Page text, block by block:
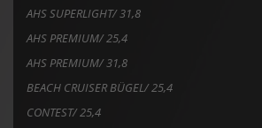
AHS SUPERLIGHT/ 31,8
AHS PREMIUM/ 25,4
AHS PREMIUM/ 31,8
BEACH CRUISER BÜGEL/ 25,4
CONTEST/ 25,4